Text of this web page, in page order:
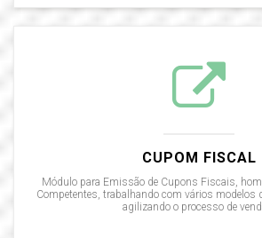
CUPOM FISCAL
Módulo para Emissão de Cupons Fiscais,
Competentes, trabalhando com vários modelos
agilizando o processo de